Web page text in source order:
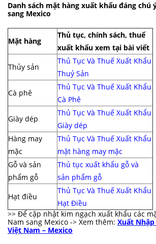
Danh sách mặt hàng xuất khẩu đáng chú
sang Mexico
Mặt hàng
Thủ tục, chính sách, thuế
xuất khẩu xem tại bài viết
Thủy sản
Thủ Tục Và Thuế Xuất Khẩu
Thuỷ Sản
Cà phê
Thủ Tục Và Thuế Xuất Khẩu
Cà Phê
Giày dép
Thủ Tục Và Thuế Xuất Khẩu
Giày dép
Hàng may
mặc
Thủ Tục Và Thuế Xuất Khẩu
mặt hàng may mặc
Gỗ và sản
phẩm gỗ
Thủ tục xuất khẩu gỗ và
sản phẩm gỗ
Hạt điều
Thủ Tục Và Thuế Xuất Khẩu
Hạt Điều
>> Để cập nhật kim ngạch xuất khẩu các
Nam sang Mexico -> Xem thêm: Xuất
Việt Nam – Mexico